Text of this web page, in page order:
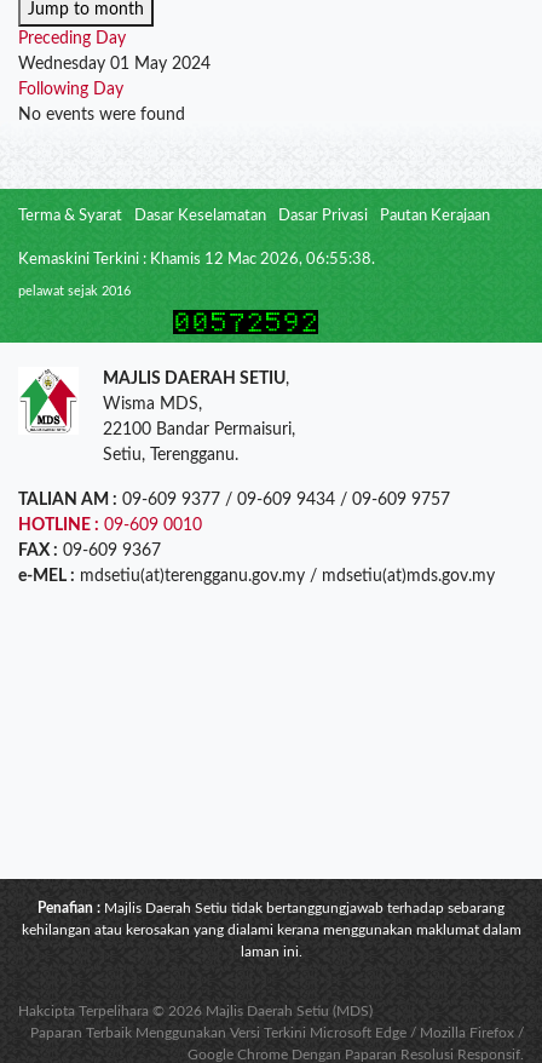
Jump to month
Preceding Day
Wednesday 01 May 2024
Following Day
No events were found
Terma & Syarat Dasar Keselamatan Dasar Privasi Pautan Kerajaan
Kemaskini Terkini : Khamis 12 Mac 2026, 06:55:38.
pelawat sejak 2016
MAJLIS DAERAH SETIU,
Wisma MDS,
22100 Bandar Permaisuri,
Setiu, Terengganu.
TALIAN AM : 09-609 9377 / 09-609 9434 / 09-609 9757
HOTLINE : 09-609 0010
FAX : 09-609 9367
e-MEL : mdsetiu(at)terengganu.gov.my / mdsetiu(at)mds.gov.my
Penafian : Majlis Daerah Setiu tidak bertanggungjawab terhadap sebarang
kehilangan atau kerosakan yang dialami kerana menggunakan maklumat dalam
laman ini.
Hakcipta Terpelihara © 2026 Majlis Daerah Setiu (MDS)
Paparan Terbaik Menggunakan Versi Terkini Microsoft Edge / Mozilla Firefox /
Google Chrome Dengan Paparan Resolusi Responsif.